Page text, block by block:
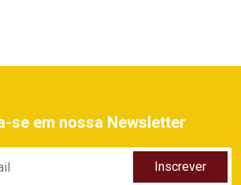
se em nossa Newsletter